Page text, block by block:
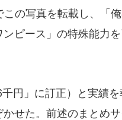
の写真を転載し、「
ピース」の特殊能力
円」に訂正）と実績
せた。前述のまとめ